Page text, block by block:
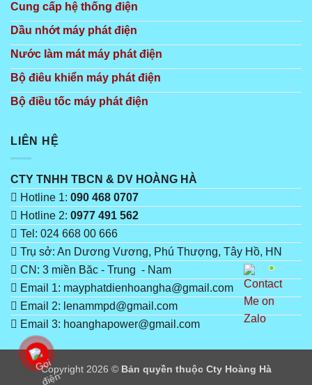
Cung cấp hệ thống điện
Dầu nhớt máy phát điện
Nước làm mát máy phát điện
Bộ điêu khiển máy phát điện
Bộ điều tốc máy phát điện
LIÊN HỆ
CTY TNHH TBCN & DV HOÀNG HÀ
Hotline 1: 090 468 0707
Hotline 2: 0977 491 562
Tel: 024 668 00 666
Trụ sở: An Dương Vương, Phú Thượng, Tây Hồ, HN
CN: 3 miền Băc - Trung - Nam
Email 1: mayphatdienhoangha@gmail.com
Email 2: lenammpd@gmail.com
Email 3: hoanghapower@gmail.com
Copyright 2026 © Bản quyền thuộc Cty Hoàng Hà